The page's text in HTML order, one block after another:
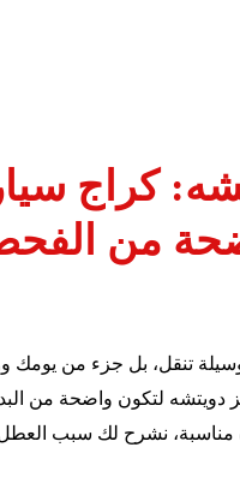
كراج
من
تنقل، بل جزء من يومك
لتكون واضحة من
نشرح لك سبب العطل،